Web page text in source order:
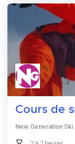
Cours de
New Generation Ski